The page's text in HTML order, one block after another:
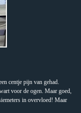
centje pijn van gehad.
voor de ogen. Maar goed,
in overvloed! Maar